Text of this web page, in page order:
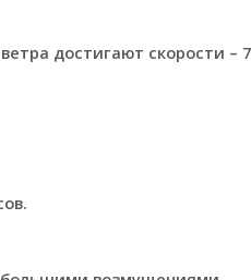
достигают скорости –